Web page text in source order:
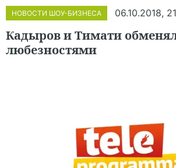
НОВОСТИ ШОУ-БИЗНЕСА 06.10.2018,
Кадыров и Тимати
любезностями